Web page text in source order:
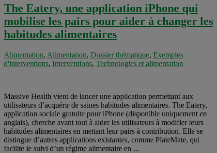
The Eatery, une application iPhone qui
mobilise les pairs pour aider à changer les
habitudes alimentaires
Alimentation, Alimentation, Dossier thématique, Exemples
d'interventions, Interventions, Technologies et alimentation
Massive Health vient de lancer une application permettant aux
utilisateurs d’acquérir de saines habitudes alimentaires. The Eatery,
application sociale gratuite pour iPhone (disponible uniquement en
anglais), cherche avant tout à aider les utilisateurs à modifier leurs
habitudes alimentaires en mettant leur pairs à contribution. Elle se
distingue d’autres applications existantes, comme PlateMate, qui
facilite le suivi d’un régime alimentaire en ...